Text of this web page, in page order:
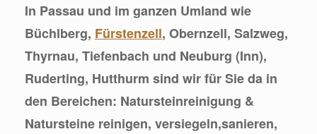
In Passau und im ganzen Umland wie
Büchlberg, Fürstenzell, Obernzell, Salzweg,
Thyrnau, Tiefenbach und Neuburg (Inn),
Ruderting, Hutthurm sind wir für Sie da in
den Bereichen: Natursteinreinigung &
Natursteine reinigen, versiegeln,sanieren,